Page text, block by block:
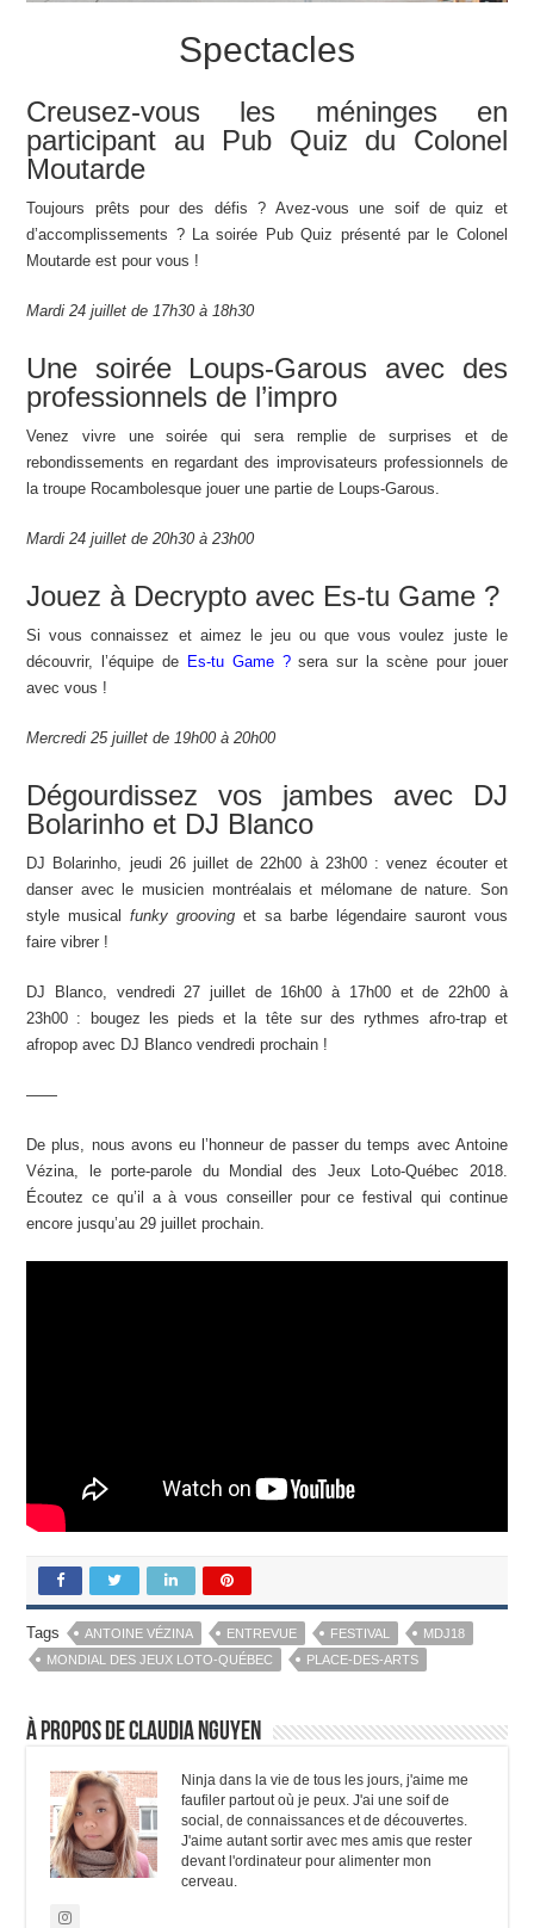
Spectacles
Creusez-vous les méninges en
participant au Pub Quiz du Colonel
Moutarde
Toujours prêts pour des défis ? Avez-vous une soif de quiz et
d’accomplissements ? La soirée Pub Quiz présenté par le Colonel
Moutarde est pour vous !
Mardi 24 juillet de 17h30 à 18h30
Une soirée Loups-Garous avec des
professionnels de l’impro
Venez vivre une soirée qui sera remplie de surprises et de
rebondissements en regardant des improvisateurs professionnels de
la troupe Rocambolesque jouer une partie de Loups-Garous.
Mardi 24 juillet de 20h30 à 23h00
Jouez à Decrypto avec Es-tu Game ?
Si vous connaissez et aimez le jeu ou que vous voulez juste le
découvrir, l’équipe de Es-tu Game ?sera sur la scène pour jouer
avec vous !
Mercredi 25 juillet de 19h00 à 20h00
Dégourdissez vos jambes avec DJ
Bolarinho et DJ Blanco
DJ Bolarinho, jeudi 26 juillet de 22h00 à 23h00 : venez écouter et
danser avec le musicien montréalais et mélomane de nature. Son
style musicalfunky grooving et sa barbe légendaire sauront vous
faire vibrer !
DJ Blanco, vendredi 27 juillet de 16h00 à 17h00 et de 22h00 à
23h00 : bougez les pieds et la tête sur des rythmes afro-trap et
afropop avec DJ Blanco vendredi prochain !
——
De plus, nous avons eu l’honneur de passer du temps avec Antoine
Vézina, le porte-parole du Mondial des Jeux Loto-Québec 2018.
Écoutez ce qu’il a à vous conseiller pour ce festival qui continue
encore jusqu’au 29 juillet prochain.
Tags ANTOINE VÉZINA ENTREVUE FESTIVAL
MDJ18
MONDIAL DES JEUX LOTO-QUÉBEC
PLACE-DES-ARTS
À propos de Claudia Nguyen
Ninja dans la vie de tous les jours, j'aime me
faufiler partout où je peux. J'ai une soif de
social, de connaissances et de découvertes.
J'aime autant sortir avec mes amis que rester
devant l'ordinateur pour alimenter mon
cerveau.